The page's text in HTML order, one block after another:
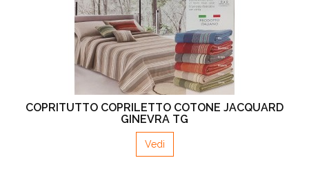
COPRITUTTO COPRILETTO COTONE JACQUARD
GINEVRA TG
Vedi